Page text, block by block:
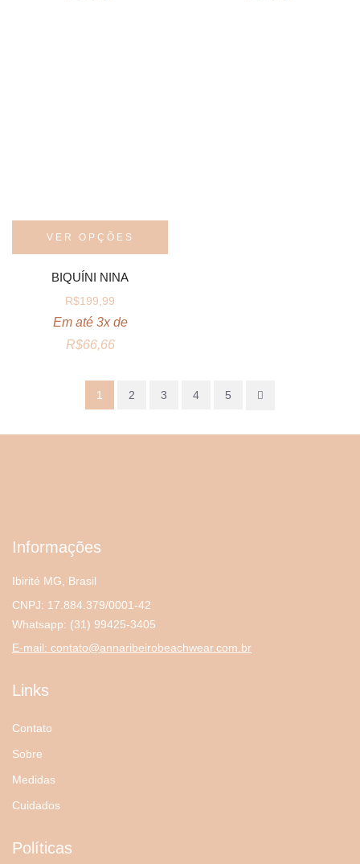
VER OPÇÕES
BIQUÍNI NINA
R$199,99
Em até 3x de
R$66,66
1 2 3 4 5
Informações
Ibirité MG, Brasil
CNPJ: 17.884.379/0001-42
Whatsapp: (31) 99425-3405
E-mail: contato@annaribeirobeachwear.com.br
Links
Contato
Sobre
Medidas
Cuidados
Políticas